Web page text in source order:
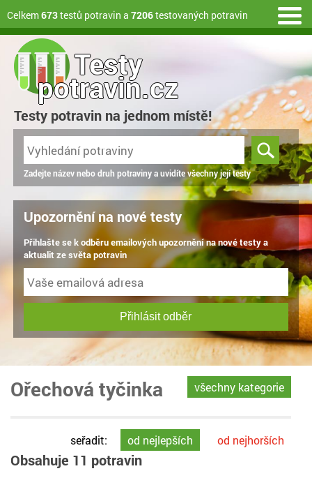
Celkem673testů potravin a 7206testovaných potravin
Testy
potravin.cz
Testy potravin na jednom místě!
Zadejte název nebo druh potraviny a uvidíte všechny její testy
Upozornění na nové testy
Přihlašte se k odběru emailových upozornění na nové testy a
aktualit ze světa potravin
Přihlásit odběr
všechny kategorie
Ořechová tyčinka
seřadit: od nejlepších od nejhorších
Obsahuje 11 potravin